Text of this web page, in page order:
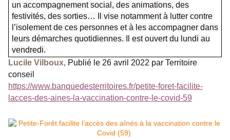
un accompagnement social, des animations, des
festivités, des sorties… Il vise notamment à lutter contre
l’isolement de ces personnes et à les accompagner dans
leurs démarches quotidiennes. Il est ouvert du lundi au
vendredi.
Lucile Vilboux, Publié le 26 avril 2022 par Territoire
conseil
https://www.banquedesterritoires.fr/petite-foret-facilite-
lacces-des-aines-la-vaccination-contre-le-covid-59